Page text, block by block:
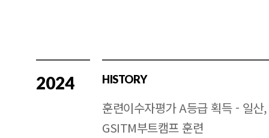
2024 HISTORY
훈련이수자평가 A등급 획득 - 일산
GSITM부트캠프 훈련